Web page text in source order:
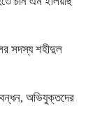
সদস্য শহীদুল
অভিযুক্তদের